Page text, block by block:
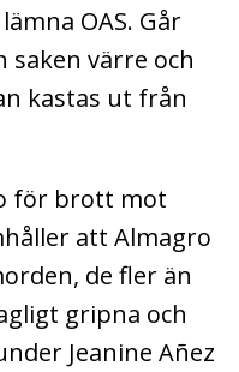
OAS. Går
värre och
kastas ut från
för brott mot
att Almagro
de fler än
gripna och
Jeanine Añez